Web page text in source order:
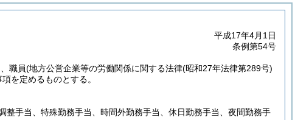
平成17年4月1日
条例第54号
職員(地方公営企業等の労働関係に関する法律(昭和27年法律第289号)
を定めるものとする。
手当、特殊勤務手当、時間外勤務手当、休日勤務手当、夜間勤務手